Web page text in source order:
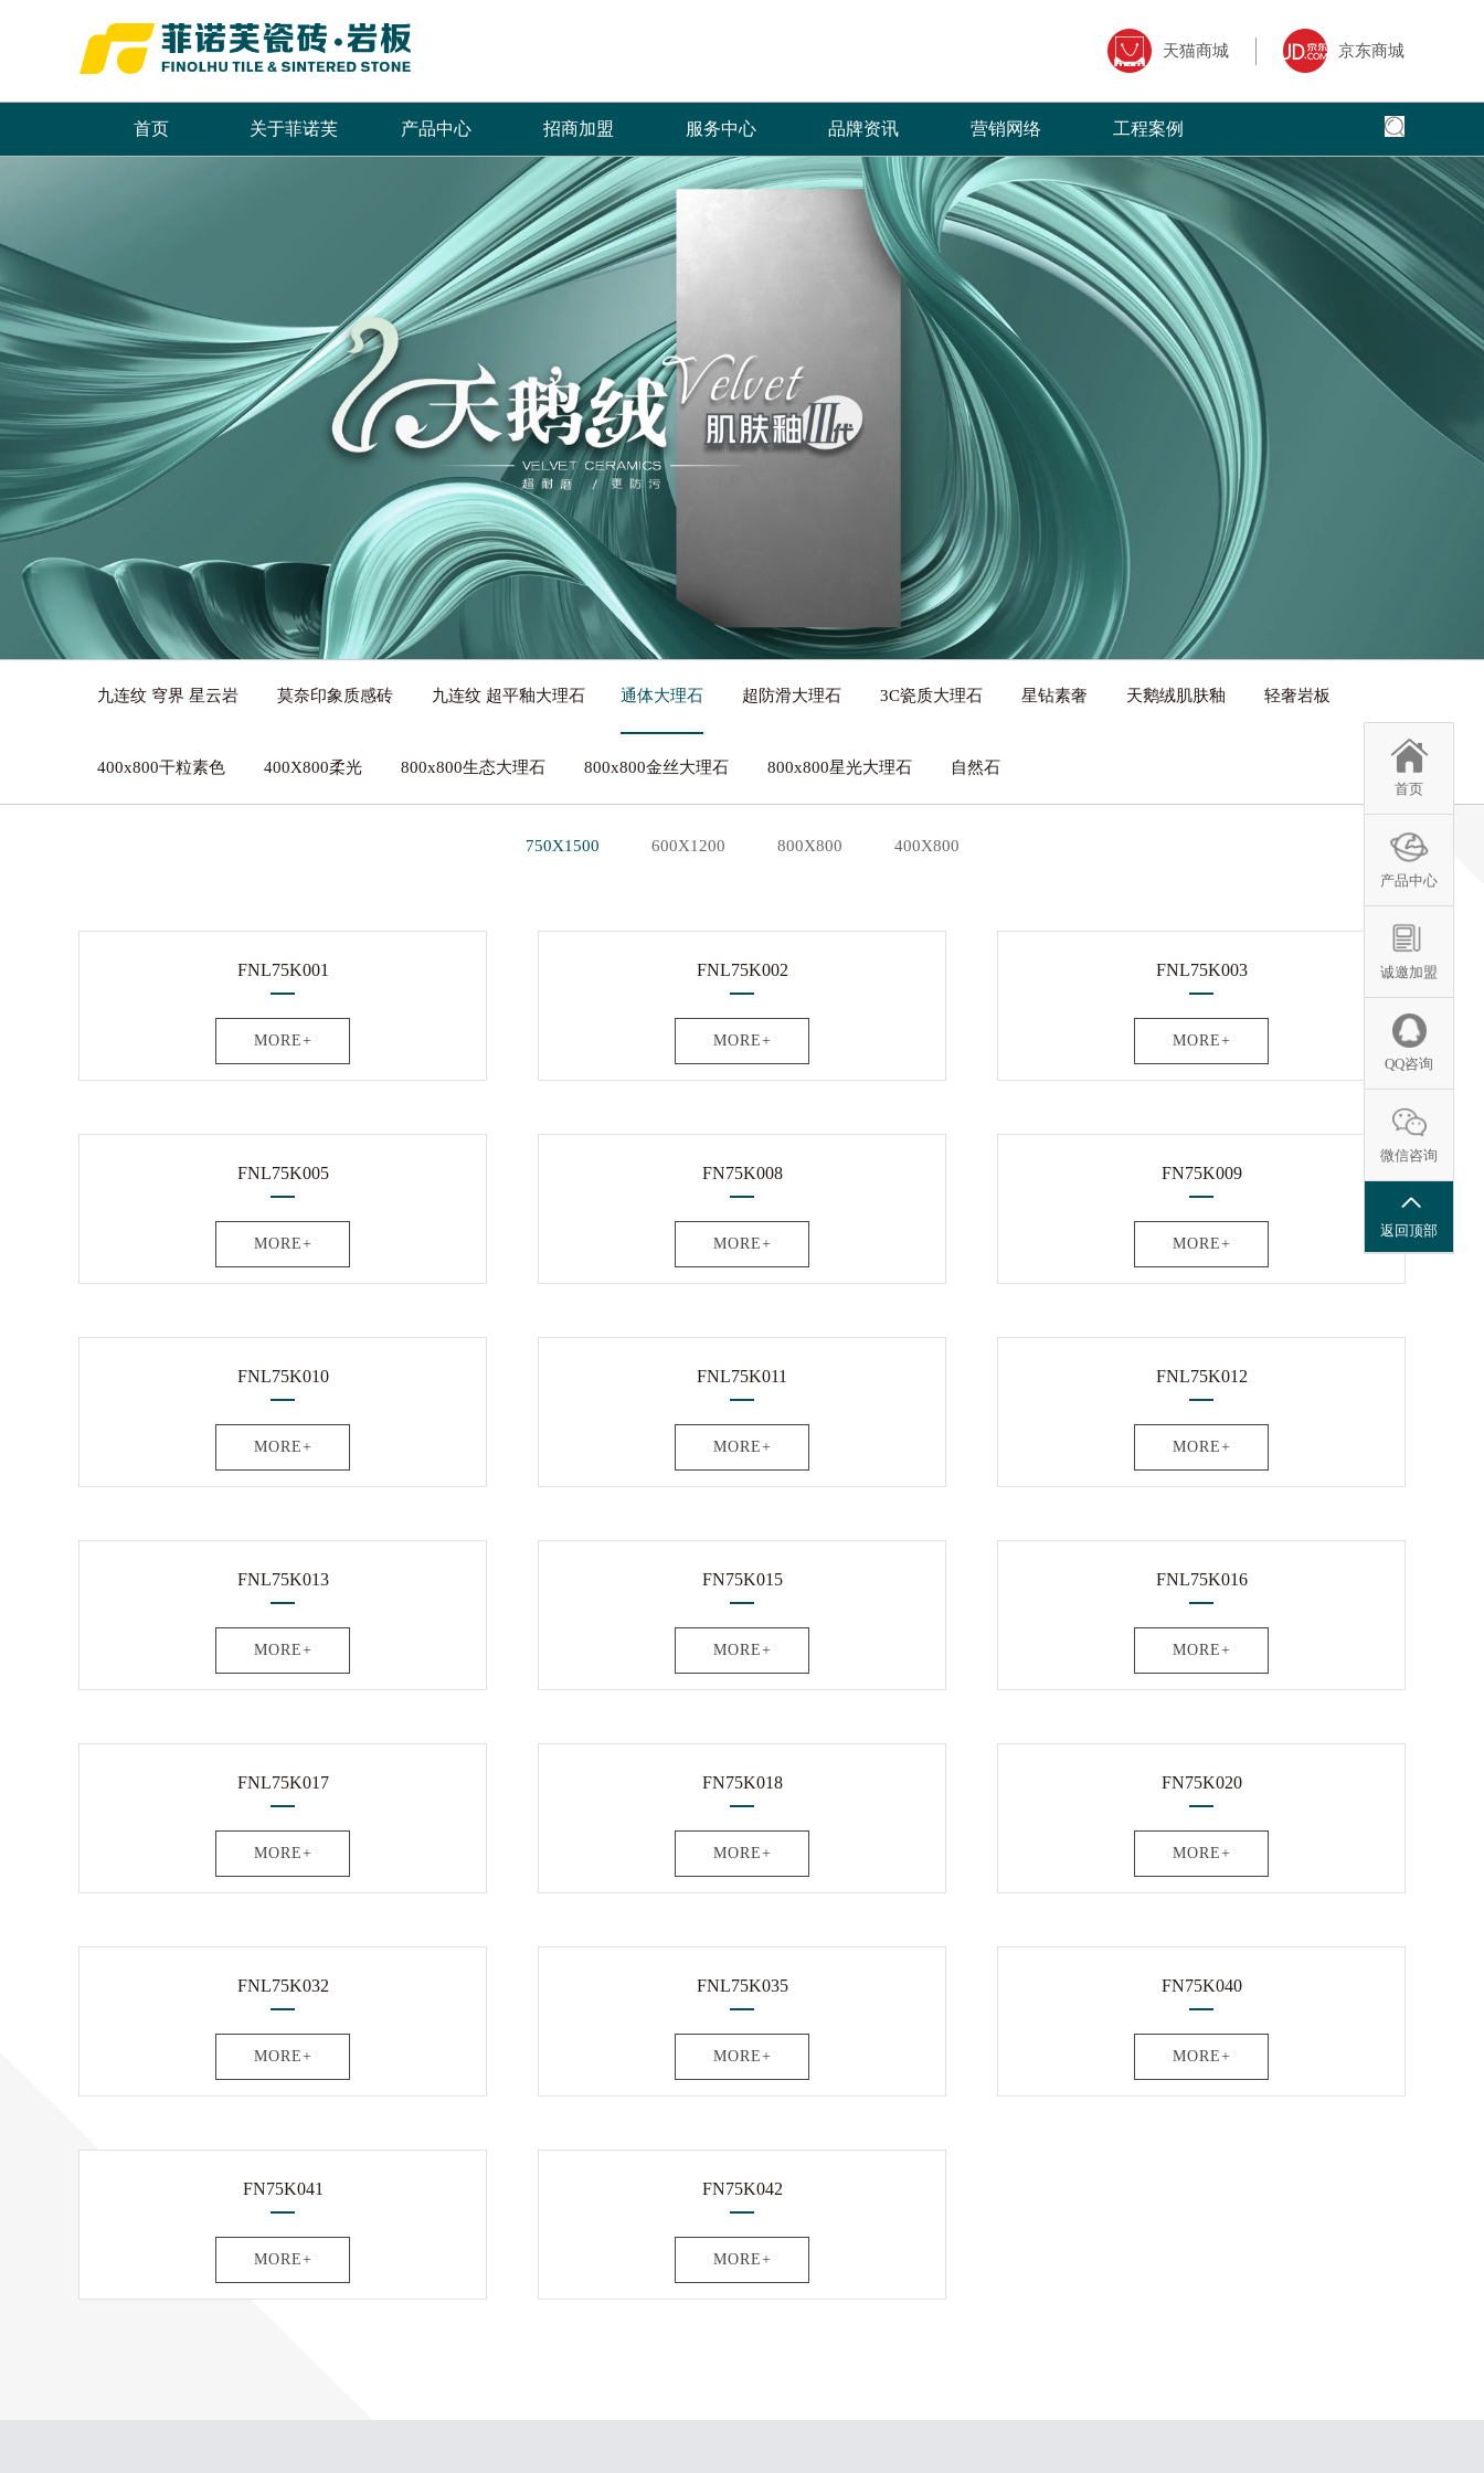
天猫商城 京东商城
首页 关于菲诺芙
领导关怀
品牌荣誉
菲诺芙瓷砖自创立以来，全体员工秉承“拼
搏、创新、发展”的企业价值理念，齐心协
力，共创辉煌，只为一个宏愿：“缔造品质生
活”，让更多的人享受到菲诺芙瓷砖瓷砖产品
带来的绿色家居、“菲同凡享”的艺术魅力。
产品中心
最新推荐
全系列产品
畅销产品
产品覆盖各种规格的通体大理石、金丝大理
石、生态大理石、双层瓷抛砖、镜面瓷片等上
千个花色品种。
招商加盟
加盟优势
招商政策
加盟申请
菲洛芙瓷砖一直秉承以产品品质核心,以全面
的服务方式为保障，形成特有的三大售前、售
中、售后杰出服务体系，得到了广大经销商的
服务中心
人才招聘
热情、全面、快捷，本公司以更加出色的态度
提供优质的服务，赢得了广大客户的高度评价
和信赖。
品牌资讯
品牌资讯
行业资讯
菲洛芙瓷砖借助于互联网特性来实现一定营销
目标，品牌资讯在整个品牌传播过程中起着举
足轻重的作用。
营销网络
全国网络
专卖店风采
菲洛芙瓷砖营销网络遍布全国，把健康家
品牌理念传递到了千家万户。
工程案例
全国工程
全球地标性建筑首
首页
产品中心
诚邀加盟
QQ咨询
微信咨询
返回顶部
九连纹 穹界 星云岩 莫奈印象质感砖 九连纹 超平釉大理石 通体大理石 超防滑大理石 3C瓷质大理石 星钻素奢 天鹅绒肌肤釉 轻奢岩板
400x800干粒素色 400X800柔光 800x800生态大理石 800x800金丝大理石 800x800星光大理石 自然石
750X1500 600X1200 800X800 400X800
FNL75K001
MORE+
FNL75K002
MORE+
FNL75K003
MORE+
FNL75K005
MORE+
FN75K008
MORE+
FN75K009
MORE+
FNL75K010
MORE+
FNL75K011
MORE+
FNL75K012
MORE+
FNL75K013
MORE+
FN75K015
MORE+
FNL75K016
MORE+
FNL75K017
MORE+
FN75K018
MORE+
FN75K020
MORE+
FNL75K032
MORE+
FNL75K035
MORE+
FN75K040
MORE+
FN75K041
MORE+
FN75K042
MORE+